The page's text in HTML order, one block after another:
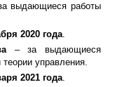
выдающиеся работы
2020 года.
– за выдающиеся
управления.
2021 года.